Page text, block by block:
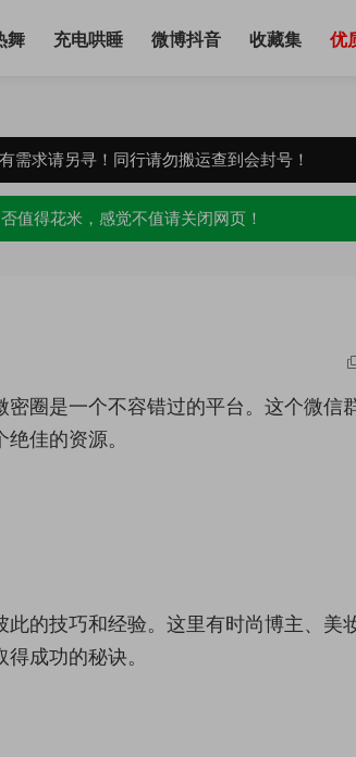
舞 充电哄睡 微博抖音 收藏集 优
需求请另寻！同行请勿搬运查到会封号！
值得花米，感觉不值请关闭网页！
密圈是一个不容错过的平台。这个微信
佳的资源。
的技巧和经验。这里有时尚博主、美
成功的秘诀。